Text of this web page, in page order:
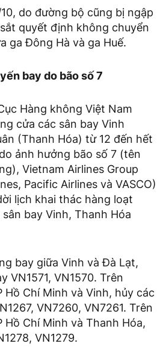
do đường bộ cũng bị ngập
quyết định không chuyển
ga Đông Hà và ga Huế.
bay do bão số 7
Hàng không Việt Nam
cửa các sân bay Vinh
(Thanh Hóa) từ 12 đến hết
ảnh hưởng bão số 7 (tên
Vietnam Airlines Group
Pacific Airlines và VASCO)
lịch khai thác hàng loạt
bay Vinh, Thanh Hóa
bay giữa Vinh và Đà Lạt,
VN1571, VN1570. Trên
Hồ Chí Minh và Vinh, hủy các
VN7260, VN7261. Trên
Hồ Chí Minh và Thanh Hóa,
VN1279.